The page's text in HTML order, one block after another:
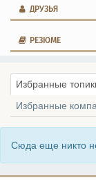
ДРУЗЬЯ
РЕЗЮМЕ
Избранные
Избранные
Сюда еще никто